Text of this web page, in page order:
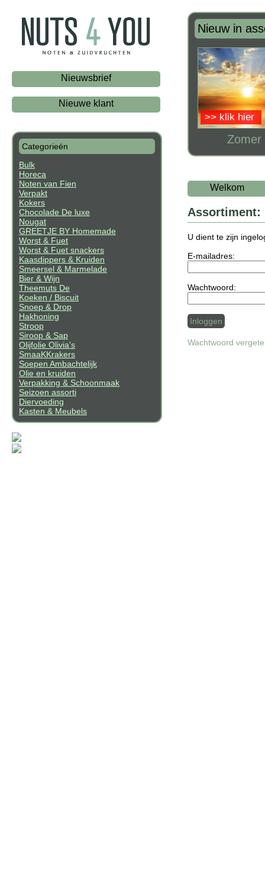
Nieuwsbrief
Nieuwe klant
Categorieën
Bulk
Horeca
Noten van Fien
Verpakt
Kokers
Chocolade De luxe
Nougat
GREETJE BY Homemade
Worst & Fuet
Worst & Fuet snackers
Kaasdippers & Kruiden
Smeersel & Marmelade
Bier & Wijn
Theemuts De
Koeken / Biscuit
Snoep & Drop
Hakhoning
Stroop
Siroop & Sap
Olijfolie Olivia's
SmaaKKrakers
Soepen Ambachtelijk
Olie en kruiden
Verpakking & Schoonmaak
Seizoen assorti
Diervoeding
Kasten & Meubels
Nieuw in
Zomer
>> klik hier
Welkom
Assortiment:
U dient te zijn
E-mailadres:
Wachtwoord:
Wachtwoord